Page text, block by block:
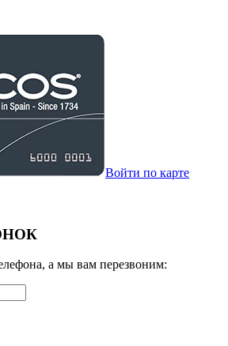
Войти по карте
а мы вам перезвоним: